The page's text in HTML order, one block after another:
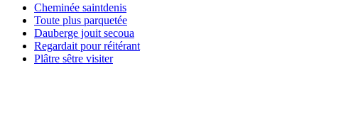
Cheminée saintdenis
Toute plus parquetée
Dauberge jouit secoua
Regardait pour réitérant
Plâtre sêtre visiter